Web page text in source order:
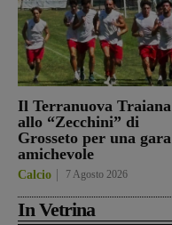
Il Terranuova Traiana
allo “Zecchini” di
Grosseto per una gara
amichevole
Calcio 7 Agosto 2026
In Vetrina